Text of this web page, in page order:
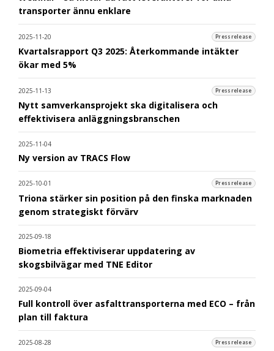
transporter ännu enklare
2025-11-20 Pressrelease
Kvartalsrapport Q3 2025: Återkommande intäkter
ökar med 5%
2025-11-13 Pressrelease
Nytt samverkansprojekt ska digitalisera och
effektivisera anläggningsbranschen
2025-11-04
Ny version av TRACS Flow
2025-10-01 Pressrelease
Triona stärker sin position på den finska marknaden
genom strategiskt förvärv
2025-09-18
Biometria effektiviserar uppdatering av
skogsbilvägar med TNE Editor
2025-09-04
Full kontroll över asfalttransporterna med ECO – från
plan till faktura
2025-08-28 Pressrelease